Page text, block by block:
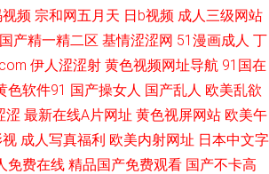
页 大香蕉大香蕉在线 日韩伦理在线观看视频 中文
三区视频 AV性爱色 日韩性生活 青青草原av 日韩艹
日韩亚洲国产综合 午夜福利3000 欧美性行为视频 精
在线 亚洲爱爱永久网站 日本黄色大全 偷拍拍自超碰
频 宗和网五月天 日b视频 成人三级网站
国产精一精二区 基情涩涩网 51漫画成人 丁
伊人涩涩射 黄色视频网址导航 91国在
色软件91 国产操女人 国产乱人 欧美乱欲
涩 最新在线A片网址 黄色视屏网站 欧美午
视 成人写真福利 欧美内射网址 日本中文字
免费在线 精品国产免费观看 国产不卡高